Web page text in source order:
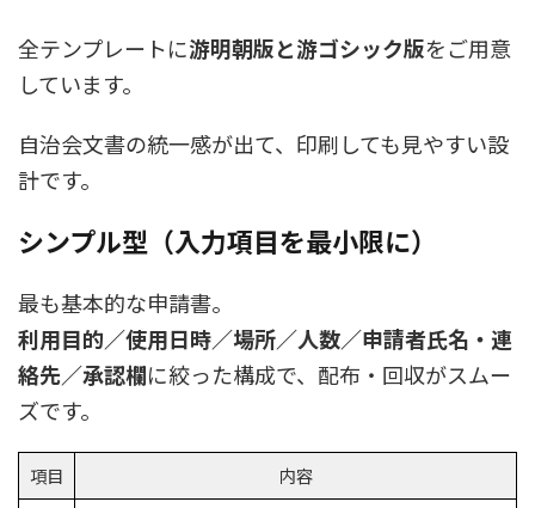
全テンプレートに游明朝版と游ゴシック版をご用意
しています。
自治会文書の統一感が出て、印刷しても見やすい設
計です。
シンプル型（入力項目を最小限に）
最も基本的な申請書。
利用目的／使用日時／場所／人数／申請者氏名・連
絡先／承認欄に絞った構成で、配布・回収がスムー
ズです。
項目
内容